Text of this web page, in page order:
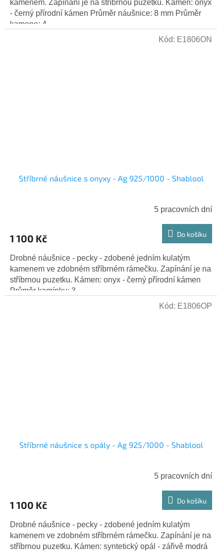
kamenem. Zapínání je na stříbrnou puzetku. Kámen: onyx
- černý přírodní kámen Průměr náušnice: 8 mm Průměr
kamene: 4...
Stříbrné náušnice s onyxy - Ag 925/1000 - Shablool
5 pracovních dní
1 100 Kč Do košíku
Drobné náušnice - pecky - zdobené jedním kulatým
kamenem ve zdobném stříbrném rámečku. Zapínání je na
stříbrnou puzetku. Kámen: onyx - černý přírodní kámen
Průměr kamínku: 3...
Kód: E1806ON
Stříbrné náušnice s opály - Ag 925/1000 - Shablool
5 pracovních dní
1 100 Kč Do košíku
Drobné náušnice - pecky - zdobené jedním kulatým
kamenem ve zdobném stříbrném rámečku. Zapínání je na
stříbrnou puzetku. Kámen: syntetický opál - zářivě modrá
Kód: E1806OP